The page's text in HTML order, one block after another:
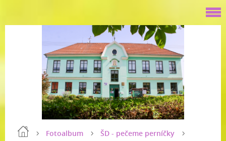
Fotoalbum
ŠD - pečeme perníčky